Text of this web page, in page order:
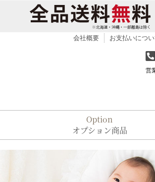
会社概要 お支払いにつ
営
Option
オプション商品